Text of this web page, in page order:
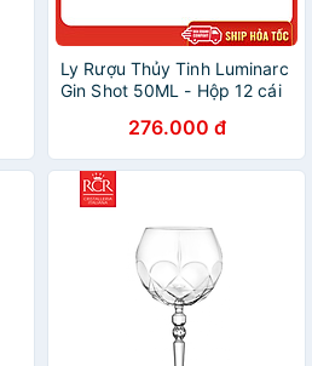
Ly Rượu Thủy Tinh Luminarc
Gin Shot 50ML - Hộp 12 cái
276.000 đ